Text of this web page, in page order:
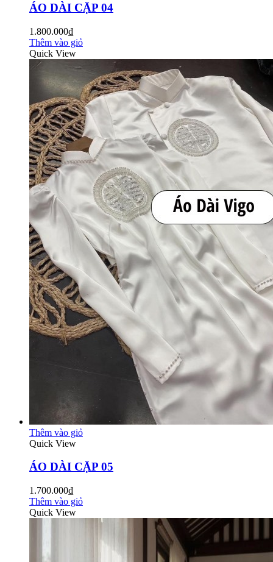
ÁO DÀI CẶP 04
1.800.000₫
Thêm vào giỏ
Quick View
Thêm vào giỏ
Quick View
ÁO DÀI CẶP 05
1.700.000₫
Thêm vào giỏ
Quick View